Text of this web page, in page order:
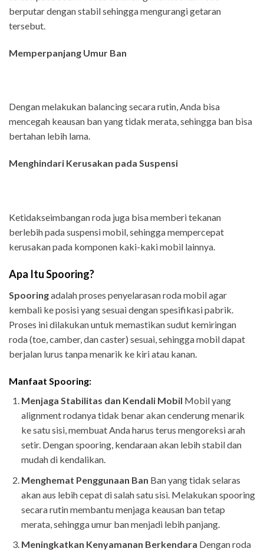
berputar dengan stabil sehingga mengurangi getaran
tersebut.
Memperpanjang Umur Ban
Dengan melakukan balancing secara rutin, Anda bisa
mencegah keausan ban yang tidak merata, sehingga ban bisa
bertahan lebih lama.
Menghindari Kerusakan pada Suspensi
Ketidakseimbangan roda juga bisa memberi tekanan
berlebih pada suspensi mobil, sehingga mempercepat
kerusakan pada komponen kaki-kaki mobil lainnya.
Apa Itu Spooring?
Spooringadalah proses penyelarasan roda mobil agar
kembali ke posisi yang sesuai dengan spesifikasi pabrik.
Proses ini dilakukan untuk memastikan sudut kemiringan
roda (toe, camber, dan caster) sesuai, sehingga mobil dapat
berjalan lurus tanpa menarik ke kiri atau kanan.
Manfaat Spooring:
Menjaga Stabilitas dan Kendali Mobil Mobil yang
alignment rodanya tidak benar akan cenderung menarik
ke satu sisi, membuat Anda harus terus mengoreksi arah
setir. Dengan spooring, kendaraan akan lebih stabil dan
mudah di kendalikan.
Menghemat Penggunaan Ban Ban yang tidak selaras
akan aus lebih cepat di salah satu sisi. Melakukan spooring
secara rutin membantu menjaga keausan ban tetap
merata, sehingga umur ban menjadi lebih panjang.
Meningkatkan Kenyamanan Berkendara Dengan roda